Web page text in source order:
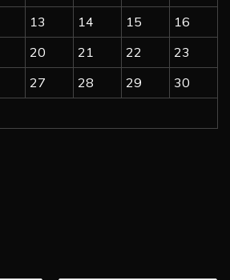
13 14 15
16
20 21 22
23
27 28 29
30